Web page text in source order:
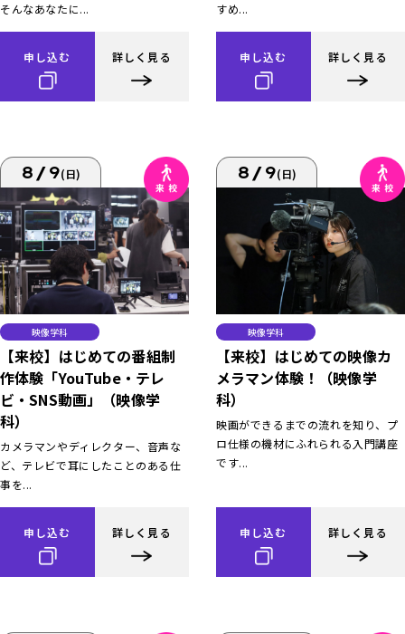
そんなあなたに...
申し込む 詳しく見る
すめ...
申し込む 詳しく見る
8/9(日)
映像学科
【来校】はじめての番組制
作体験「YouTube・テレ
ビ・SNS動画」（映像学
科）
カメラマンやディレクター、音声な
ど、テレビで耳にしたことのある仕
事を...
申し込む 詳しく見る
8/9(日)
映像学科
【来校】はじめての映像カ
メラマン体験！（映像学
科）
映画ができるまでの流れを知り、プ
ロ仕様の機材にふれられる入門講座
です...
申し込む 詳しく見る